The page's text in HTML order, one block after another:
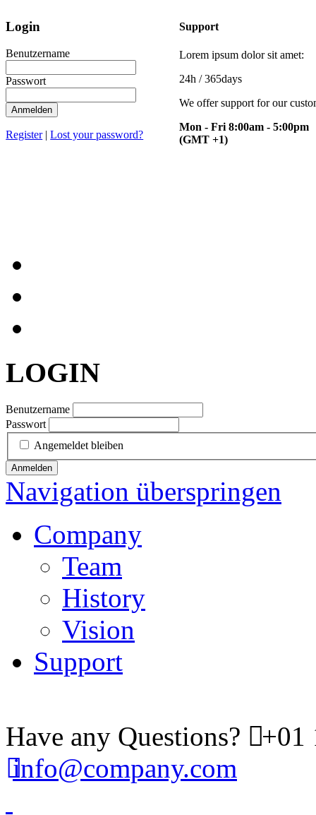
Login
Benutzername
Passwort
Anmelden
Register|Lost your password?
Support
Lorem ipsum dolor sit amet:
24h / 365days
We offer support for our
Mon - Fri 8:00am - 5:00pm
(GMT +1)
LOGIN
Benutzername
Passwort
Angemeldet bleiben
Anmelden
Navigation überspringen
Company
Team
History
Vision
Support
Have any Questions? +01
info@company.com